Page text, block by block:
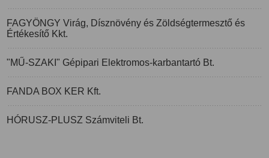
FAGYÖNGY Virág, Dísznövény és Zöldségtermesztő és
Értékesítő Kkt.
"MŰ-SZAKI" Gépipari Elektromos-karbantartó Bt.
FANDA BOX KER Kft.
HÓRUSZ-PLUSZ Számviteli Bt.